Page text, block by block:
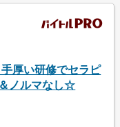
手厚い研修でセラピ
ノルマなし☆